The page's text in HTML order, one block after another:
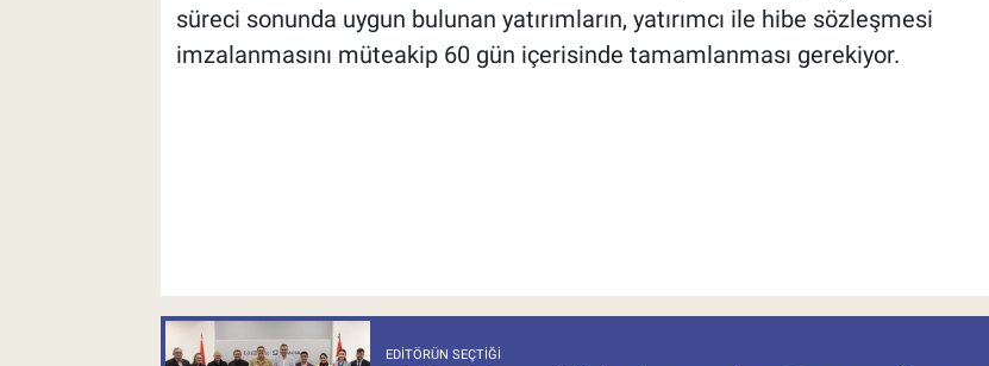
süreci sonunda uygun bulunan yatırımların, yatırımcı ile hibe sözleşmesi
imzalanmasını müteakip 60 gün içerisinde tamamlanması gerekiyor.
EDITÖRÜN SEÇTIĞI